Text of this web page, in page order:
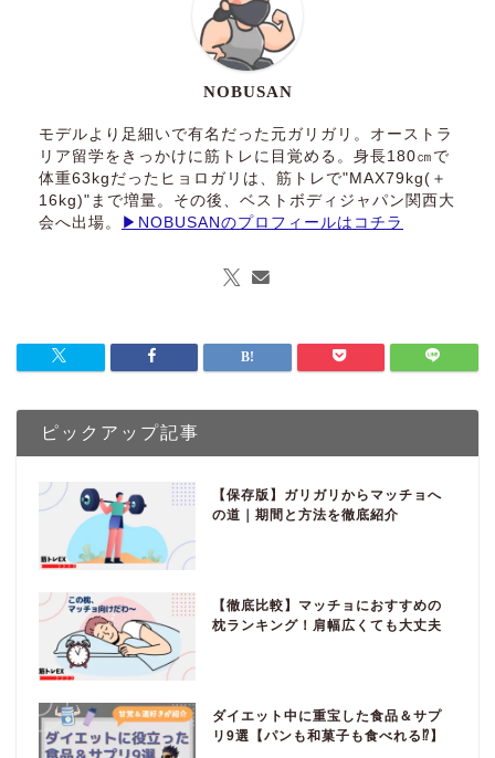
NOBUSAN
モデルより足細いで有名だった元ガリガリ。オーストラ
リア留学をきっかけに筋トレに目覚める。身長180㎝で
体重63kgだったヒョロガリは、筋トレで"MAX79kg(＋
16kg)"まで増量。その後、ベストボディジャパン関西大
会へ出場。
▶NOBUSANのプロフィールはコチラ
ピックアップ記事
【保存版】ガリガリからマッチョへ
の道｜期間と方法を徹底紹介
【徹底比較】マッチョにおすすめの
枕ランキング！肩幅広くても大丈夫
ダイエット中に重宝した食品＆サプ
リ9選【パンも和菓子も食べれる⁉】